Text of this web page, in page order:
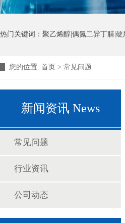
热门关键词：聚乙烯醇|偶氮二异丁腈|硬
您的位置: 首页 > 常见问题
新闻资讯 News
常见问题
行业资讯
公司动态